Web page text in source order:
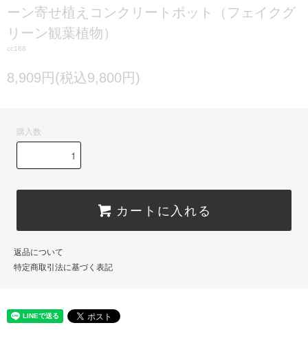
ーン寄せ植えコンクリートポット（フェイクグ
リーン観葉植物）
cc188
8,909円(税込9,800円)
購入数
カートに入れる
返品について
特定商取引法に基づく表記